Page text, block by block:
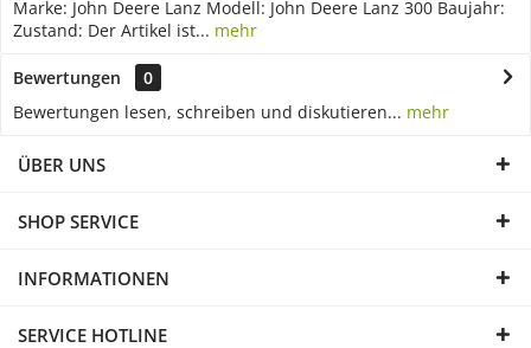
Marke: John Deere Lanz Modell: John Deere Lanz 300 Baujahr:
Zustand: Der Artikel ist... mehr
Bewertungen
0
Bewertungen lesen, schreiben und diskutieren... mehr
ÜBER UNS
SHOP SERVICE
INFORMATIONEN
SERVICE HOTLINE